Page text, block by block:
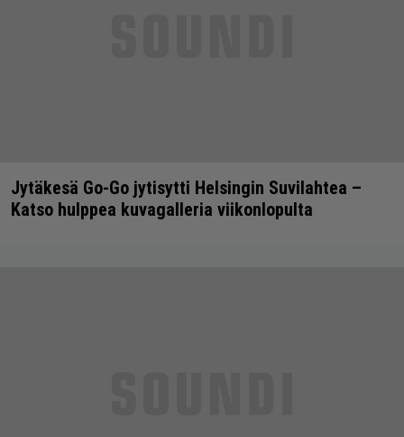
Jytäkesä Go-Go jytisytti Helsingin Suvilahtea –
Katso hulppea kuvagalleria viikonlopulta